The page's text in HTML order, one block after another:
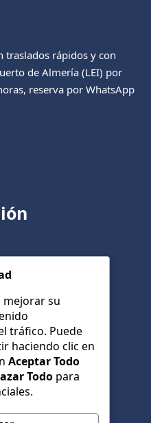
traslados rápidos y con
de Almería (LEI) por
reserva por WhatsApp
24/7
mejorar su
tráfico. Puede
haciendo clic en
Aceptar Todo
Todo para